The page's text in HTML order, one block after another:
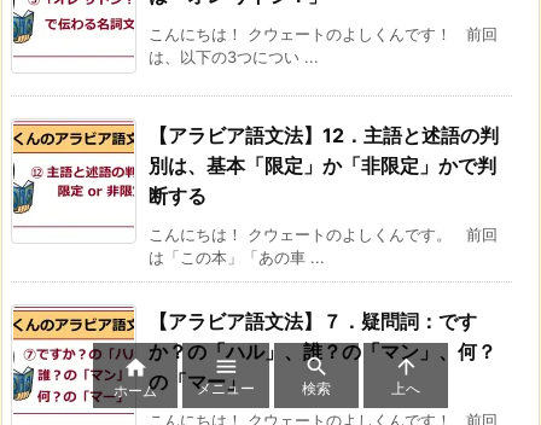
こんにちは！ クウェートのよしくんです！ 前回
は、以下の3つについ ...
【アラビア語文法】12．主語と述語の判
別は、基本「限定」か「非限定」かで判
断する
こんにちは！ クウェートのよしくんです。 前回
は「この本」「あの車 ...
【アラビア語文法】７．疑問詞：です
か？の「ハル」、誰？の「マン」、何？
の「マー」
こんにちは！ クウェートのよしくんです！ 前回

ホーム

メニュー

検索

上へ